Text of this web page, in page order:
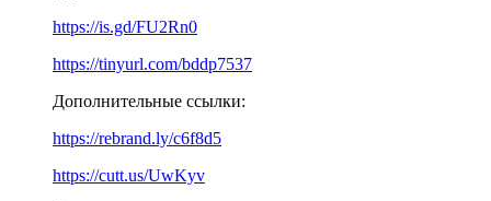
https://is.gd/FU2Rn0
https://tinyurl.com/bddp7537
Дополнительные ссылки:
https://rebrand.ly/c6f8d5
https://cutt.us/UwKyv